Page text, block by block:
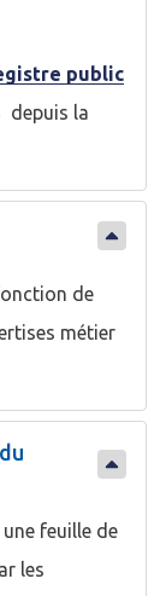
public
depuis la
de
métier
feuille de
les